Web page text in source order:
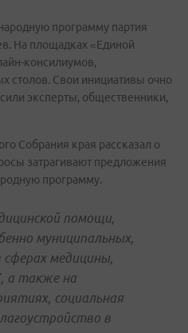
программу партия
На площадках «Единой
консилиумов,
столов. Свои инициативы очно
эксперты, общественники,
Собрания края рассказал о
затрагивают предложения
программу.
помощи,
муниципальных,
сферах медицины,
а также на
социальная
в